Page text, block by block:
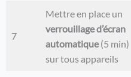
7
Mettre en place un
verrouillage d’écran
automatique(5 min)
sur tous appareils